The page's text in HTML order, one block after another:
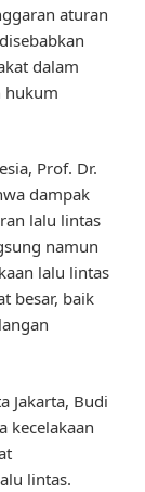
aturan
dalam
hukum
Prof. Dr.
dampak
lalu lintas
namun
lalu lintas
besar, baik
Jakarta, Budi
kecelakaan
lintas.